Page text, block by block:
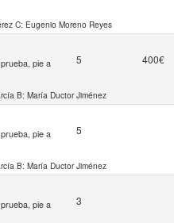
C: Eugenio Moreno Reyes
pie a
5 400€
B: María Ductor Jiménez
pie a
5
B: María Ductor Jiménez
pie a
3